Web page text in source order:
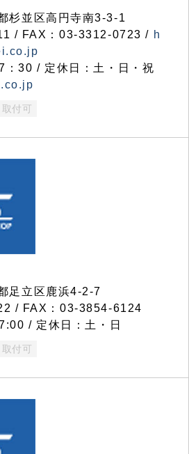
並区高円寺南3-3-1
/ FAX：03-3312-0723 / h
：30 / 定休日：土・日・祝
付可
足立区鹿浜4-2-7
/ FAX：03-3854-6124
/ 定休日：土・日
付可